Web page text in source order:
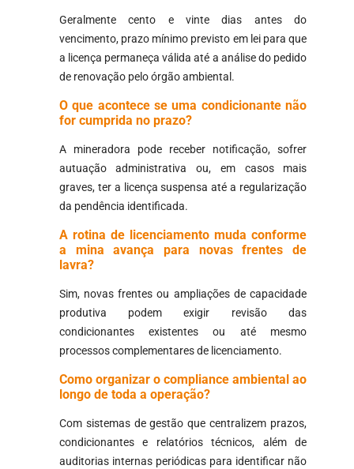
Geralmente cento e vinte dias antes do
vencimento, prazo mínimo previsto em lei para que
a licença permaneça válida até a análise do pedido
de renovação pelo órgão ambiental.
O que acontece se uma condicionante não
for cumprida no prazo?
A mineradora pode receber notificação, sofrer
autuação administrativa ou, em casos mais
graves, ter a licença suspensa até a regularização
da pendência identificada.
A rotina de licenciamento muda conforme
a mina avança para novas frentes de
lavra?
Sim, novas frentes ou ampliações de capacidade
produtiva podem exigir revisão das
condicionantes existentes ou até mesmo
processos complementares de licenciamento.
Como organizar o compliance ambiental ao
longo de toda a operação?
Com sistemas de gestão que centralizem prazos,
condicionantes e relatórios técnicos, além de
auditorias internas periódicas para identificar não